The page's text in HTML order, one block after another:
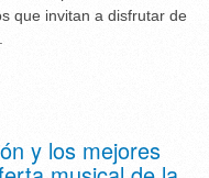
que invitan a disfrutar de
y los mejores